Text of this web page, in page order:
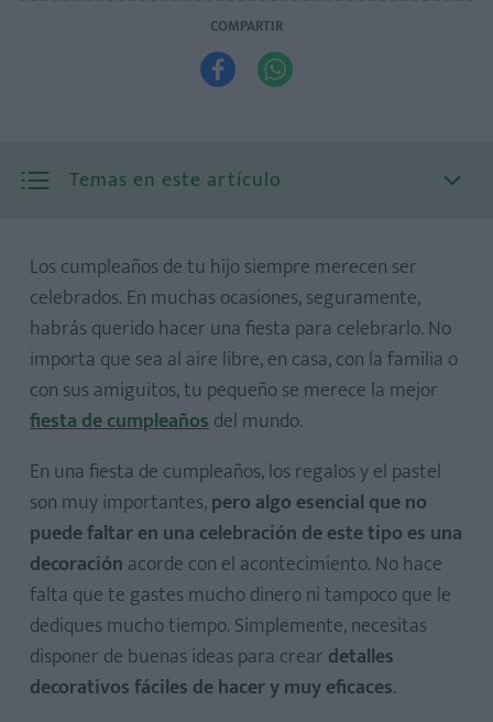
COMPARTIR
 
Temas en este artículo
1. Flores de colores
2. Globos para soñar
3. Mariposas juguetonas
4. Helados de papel
5. Corazones de patchwork
6. Caritas del bebé festivas
7. Números gigantes rellenos de globos
8. Un marco gigante para fotografiarse
9. Coronas de invitados para entretenerse
Los cumpleaños de tu hijo siempre merecen ser
celebrados. En muchas ocasiones, seguramente,
habrás querido hacer una fiesta para celebrarlo. No
importa que sea al aire libre, en casa, con la familia o
con sus amiguitos, tu pequeño se merece la mejor
fiesta de cumpleañosdel mundo.
En una fiesta de cumpleaños, los regalos y el pastel
son muy importantes,pero algo esencial que no
puede faltar en una celebración de este tipo es una
decoración acorde con el acontecimiento. No hace
falta que te gastes mucho dinero ni tampoco que le
dediques mucho tiempo. Simplemente, necesitas
disponer de buenas ideas para crear detalles
decorativos fáciles de hacer y muy eficaces.